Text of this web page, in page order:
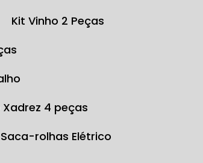
Kit Vinho 2 Peças
Xadrez 4 peças
Saca-rolhas Elétrico